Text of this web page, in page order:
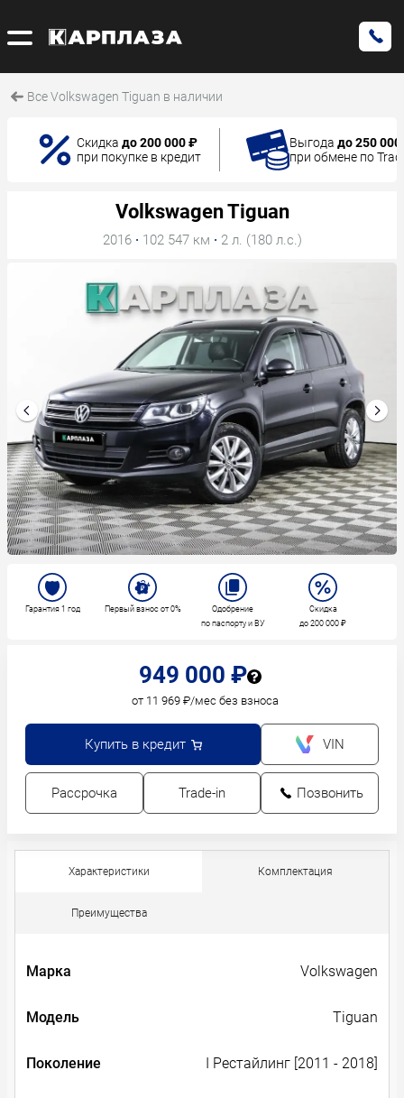
Все Volkswagen Tiguan в наличии
Скидка до 200 000 ₽
при покупке в кредит
Выгода до 250
при обмене по
949 000 ₽
от 11 969 ₽/мес без взноса
Купить в кредит VIN
Рассрочка Trade-in Позвонить
Гарантия 1 год Первый взнос от 0%
Одобрение
по паспорту и ВУ
Скидка
до 200 000 ₽
Volkswagen Tiguan
2016 · 102 547 км · 2 л. (180 л.с.)
Характеристики Комплектация
Преимущества
Марка Volkswagen
Модель Tiguan
Поколение I Рестайлинг [2011 - 2018]